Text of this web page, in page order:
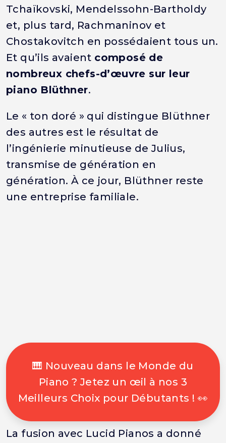
Tchaïkovski, Mendelssohn-Bartholdy
et, plus tard, Rachmaninov et
Chostakovitch en possédaient tous un.
Et qu’ils avaient composé de
nombreux chefs-d’œuvre sur leur
piano Blüthner.
Le « ton doré » qui distingue Blüthner
des autres est le résultat de
l’ingénierie minutieuse de Julius,
transmise de génération en
génération. À ce jour, Blüthner reste
une entreprise familiale.
🎹 Nouveau dans le Monde du
Piano ? Jetez un œil à nos 3
Meilleurs Choix pour Débutants ! 👀
La fusion avec Lucid Pianos a donné